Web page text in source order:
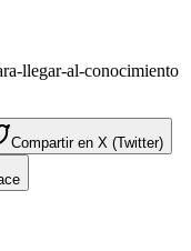
llegar-al-conocimiento
Compartir en X (Twitter)